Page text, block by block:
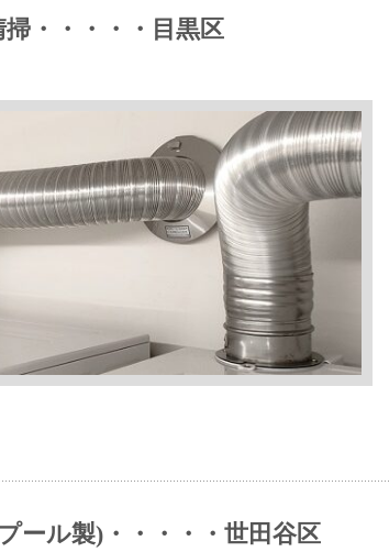
・・・・・目黒区
ール製)・・・・・世田谷区